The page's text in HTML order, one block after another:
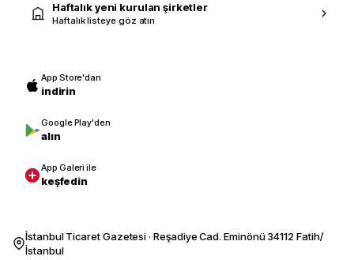
Haftalık yeni kurulan şirketler
Haftalık listeye göz atın
App Store'dan
indirin
Google Play'den
alın
App Galeri ile
keşfedin
İstanbul Ticaret Gazetesi · Reşadiye Cad. Eminönü 34112 Fatih/
İstanbul